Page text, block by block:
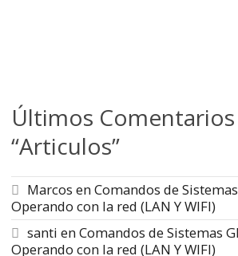
Últimos Comentarios
“Articulos”
Marcos enComandos de
Operando con la red (LAN Y WIFI)
santi enComandos de Sistemas
Operando con la red (LAN Y WIFI)